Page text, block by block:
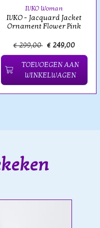
IVKO Woman
IVKO - Jacquard Jacket
Ornament Flower Pink
€ 299,00 € 249,00
TOEVOEGEN AAN
WINKELWAGEN